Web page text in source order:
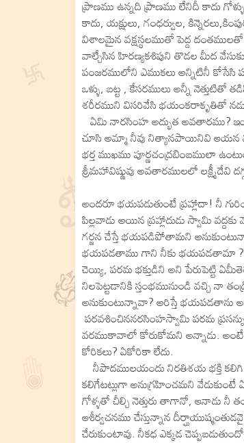
ప్రాణము ఉన్నది ప్రాణము లేనిదీ కాదు
కాదు, యక్షులు, గంధర్వుల,
విశాలమైన వక్షస్థలముతో పెద్ద
వాల్చేసిన హిరణ్యకశిపుని తొడల మీద
పంజరములోని ఎముకలు అన్నిటినీ కోసేసి
ఒళ్ళు, బట్ట , కేసరములు అన్నీ నెత్తుటితో
శరీరముని విసరివేసి భయంకరాకృతితో
ఏమి నారసింహ అద్భుత అవతారము?
చూసి అమ్మా నీవు నిత్యానపాయినివి ఆయన
భర్త ముఖము పూర్ణచంద్రబింబములా
శ్రీమహావిష్ణువు అవతారములలో
అందరూ భయపడుతుంటే ప్రహ్లాదా! నీ
పిల్లవాడు అయిన ప్రహ్లాదుడు స్వామి
గర్జన చేస్తే భయపడిపోతామని
భయపడతాము గాని నీకు భయపడతామా ?
చెయ్యి, పరమ భక్తుడిని అని పేరుపెట్టి
నిలపెట్టడానికి స్తంభమునుండి వచ్చి నా
అనుకుంటున్నావా? అరిస్తే భయపడతాను
పరవశించిననరసింహస్వామి పరమ
వరముకావాలో కోరుకోమని అన్నాడు. అంటే
కోరికలు? ఏకోరికా లేదు.
నీపాదములయందు నిరతిశయ భక్తి
కలిగేటట్లుగా అనుగ్రహించమని వేడుకుంటే
గోళ్ళతో చీల్చి నెత్తురు తాగానో, ఆనాడు నీ
ఆశీర్వచనము చేస్తున్నాన
చేరుకుంటావు. నీకధ ఎక్కడ